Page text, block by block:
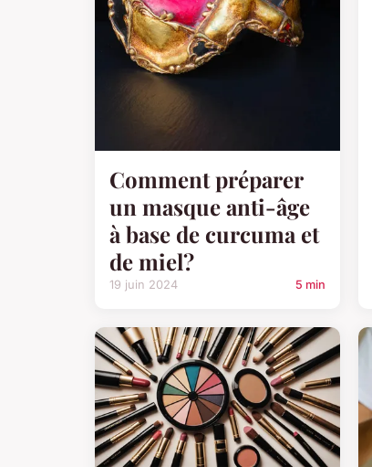
Comment préparer
un masque anti-âge
à base de curcuma et
de miel?
19 juin 2024 5 min